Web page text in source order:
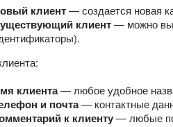
клиент— создается новая
клиент— можно
клиента— любое удобное
и почта— контактные
к клиенту— любые